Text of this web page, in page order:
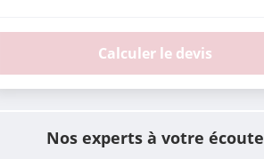
Calculer le devis
Nos experts à votre écoute